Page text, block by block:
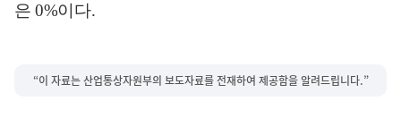
은0%이다.
“이 자료는 산업통상자원부의 보도자료를 전재하여 제공함을 알려드립니다.”